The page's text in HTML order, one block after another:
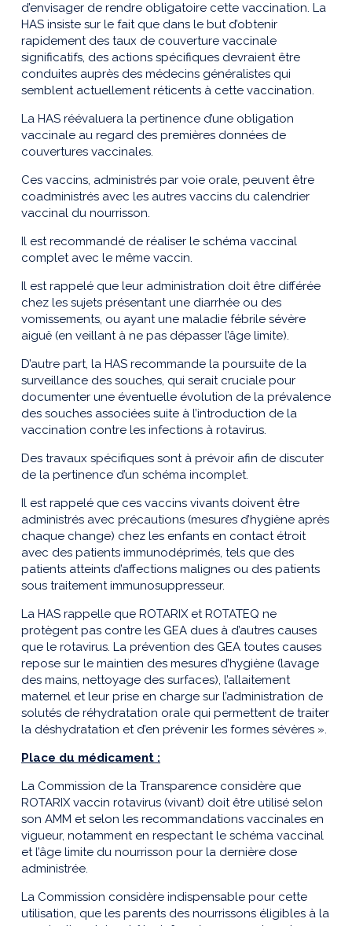
d’envisager de rendre obligatoire cette vaccination. La
HAS insiste sur le fait que dans le but d’obtenir
rapidement des taux de couverture vaccinale
significatifs, des actions spécifiques devraient être
conduites auprès des médecins généralistes qui
semblent actuellement réticents à cette vaccination.
La HAS réévaluera la pertinence d’une obligation
vaccinale au regard des premières données de
couvertures vaccinales.
Ces vaccins, administrés par voie orale, peuvent être
coadministrés avec les autres vaccins du calendrier
vaccinal du nourrisson.
Il est recommandé de réaliser le schéma vaccinal
complet avec le même vaccin.
Il est rappelé que leur administration doit être différée
chez les sujets présentant une diarrhée ou des
vomissements, ou ayant une maladie fébrile sévère
aiguë (en veillant à ne pas dépasser l’âge limite).
D’autre part, la HAS recommande la poursuite de la
surveillance des souches, qui serait cruciale pour
documenter une éventuelle évolution de la prévalence
des souches associées suite à l’introduction de la
vaccination contre les infections à rotavirus.
Des travaux spécifiques sont à prévoir afin de discuter
de la pertinence d’un schéma incomplet.
Il est rappelé que ces vaccins vivants doivent être
administrés avec précautions (mesures d’hygiène après
chaque change) chez les enfants en contact étroit
avec des patients immunodéprimés, tels que des
patients atteints d’affections malignes ou des patients
sous traitement immunosuppresseur.
La HAS rappelle que ROTARIX et ROTATEQ ne
protègent pas contre les GEA dues à d’autres causes
que le rotavirus. La prévention des GEA toutes causes
repose sur le maintien des mesures d’hygiène (lavage
des mains, nettoyage des surfaces), l’allaitement
maternel et leur prise en charge sur l’administration de
solutés de réhydratation orale qui permettent de traiter
la déshydratation et d’en prévenir les formes sévères ».
Place du médicament :
La Commission de la Transparence considère que
ROTARIX vaccin rotavirus (vivant) doit être utilisé selon
son AMM et selon les recommandations vaccinales en
vigueur, notamment en respectant le schéma vaccinal
et l’âge limite du nourrisson pour la dernière dose
administrée.
La Commission considère indispensable pour cette
utilisation, que les parents des nourrissons éligibles à la